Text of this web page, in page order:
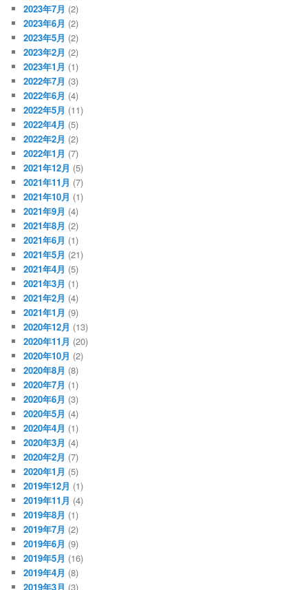
2023年7月 (2)
2023年6月 (2)
2023年5月 (2)
2023年2月 (2)
2023年1月 (1)
2022年7月 (3)
2022年6月 (4)
2022年5月 (11)
2022年4月 (5)
2022年2月 (2)
2022年1月 (7)
2021年12月 (5)
2021年11月 (7)
2021年10月 (1)
2021年9月 (4)
2021年8月 (2)
2021年6月 (1)
2021年5月 (21)
2021年4月 (5)
2021年3月 (1)
2021年2月 (4)
2021年1月 (9)
2020年12月 (13)
2020年11月 (20)
2020年10月 (2)
2020年8月 (8)
2020年7月 (1)
2020年6月 (3)
2020年5月 (4)
2020年4月 (1)
2020年3月 (4)
2020年2月 (7)
2020年1月 (5)
2019年12月 (1)
2019年11月 (4)
2019年8月 (1)
2019年7月 (2)
2019年6月 (9)
2019年5月 (16)
2019年4月 (8)
2019年3月 (3)